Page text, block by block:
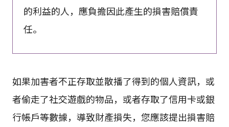
的利益的人，應負擔因此產生的損害賠償責
任。
如果加害者不正存取並散播了得到的個人資訊，或
者偷走了社交遊戲的物品，或者存取了信用卡或銀
行帳戶等數據，導致財產損失，您應該提出損害賠